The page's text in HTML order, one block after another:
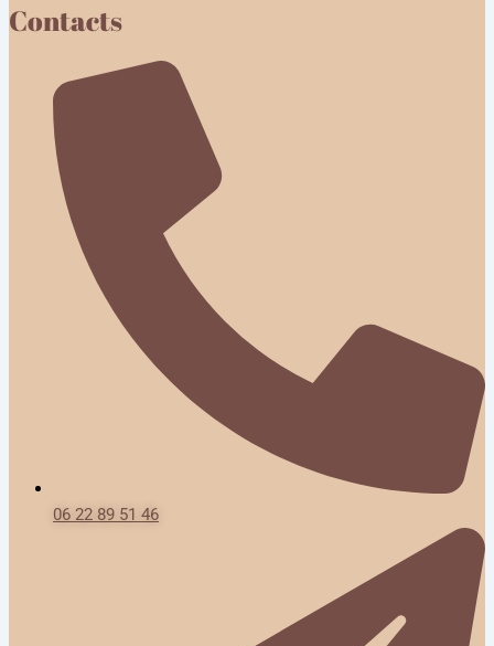
Contacts
06 22 89 51 46